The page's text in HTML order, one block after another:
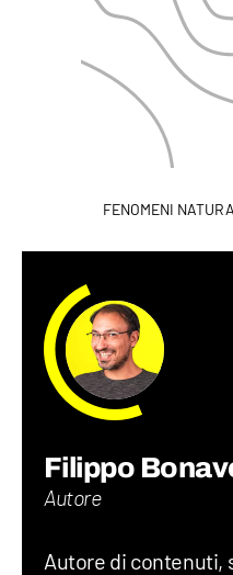
FENOMENI
Filippo
Autore
Autore di contenuti,